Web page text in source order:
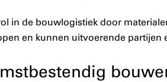
in de bouwlogistiek door
en kunnen uitvoerende partijen